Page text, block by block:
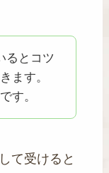
るとコツ
ます。
す。
て受けると